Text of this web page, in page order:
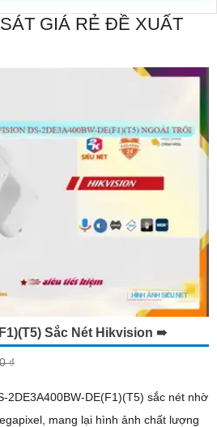
GIÁ RẺ ĐỀ XUẤT
Sắc Nét Hikvision ➠
₫
2DE3A400BW-DE(F1)(T5) sắc nét nhờ
mang lại hình ảnh chất lượng